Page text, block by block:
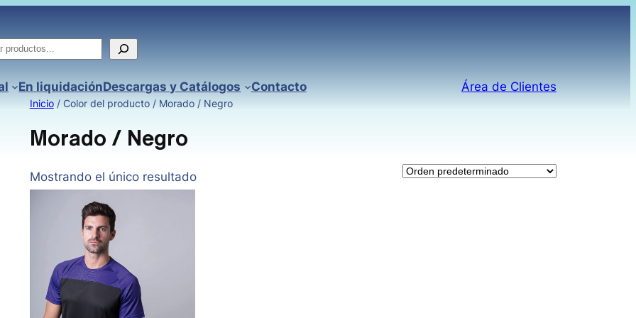
En liquidaciónDescargas y Catálogos Contacto Área de Clientes
Inicio/ Color del producto / Morado / Negro
Morado / Negro
Mostrando el único resultado